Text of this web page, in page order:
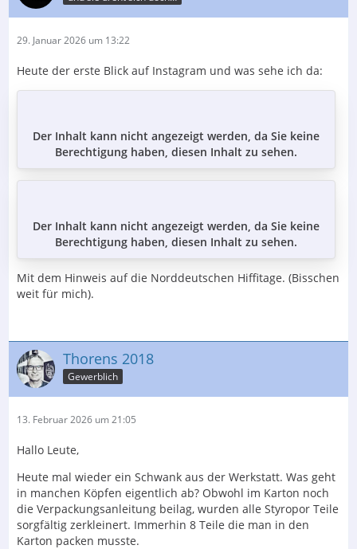
29. Januar 2026 um 13:22
Heute der erste Blick auf Instagram und was sehe ich da:
Der Inhalt kann nicht angezeigt werden, da Sie keine
Berechtigung haben, diesen Inhalt zu sehen.
Der Inhalt kann nicht angezeigt werden, da Sie keine
Berechtigung haben, diesen Inhalt zu sehen.
Mit dem Hinweis auf die Norddeutschen Hiffitage. (Bisschen
weit für mich).
Thorens 2018
Gewerblich
13. Februar 2026 um 21:05
Hallo Leute,
Heute mal wieder ein Schwank aus der Werkstatt. Was geht
in manchen Köpfen eigentlich ab? Obwohl im Karton noch
die Verpackungsanleitung beilag, wurden alle Styropor Teile
sorgfältig zerkleinert. Immerhin 8 Teile die man in den
Karton packen musste.